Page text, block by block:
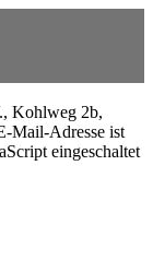
Kohlweg 2b,
Mail-Adresse ist
eingeschaltet